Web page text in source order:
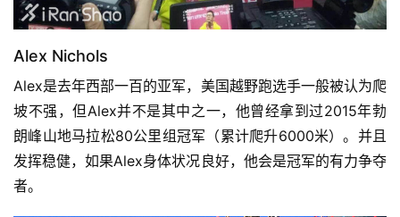
Alex Nichols
Alex是去年西部一百的亚军，美国越野跑选手一般被认为爬
坡不强，但Alex并不是其中之一，他曾经拿到过2015年勃
朗峰山地马拉松80公里组冠军（累计爬升6000米）。并且
发挥稳健，如果Alex身体状况良好，他会是冠军的有力争夺
者。